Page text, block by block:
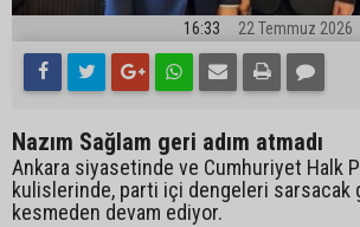
16:33 22 Temmuz 2026
Nazım Sağlam geri adım atmadı
Ankara siyasetinde ve Cumhuriyet Halk
kulislerinde, parti içi dengeleri sarsacak
kesmeden devam ediyor.